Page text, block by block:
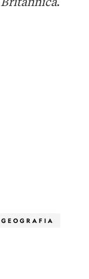
Britannica.
GEOGRAFIA